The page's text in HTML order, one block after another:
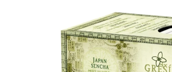
0,0
z
5
hvězdiček.